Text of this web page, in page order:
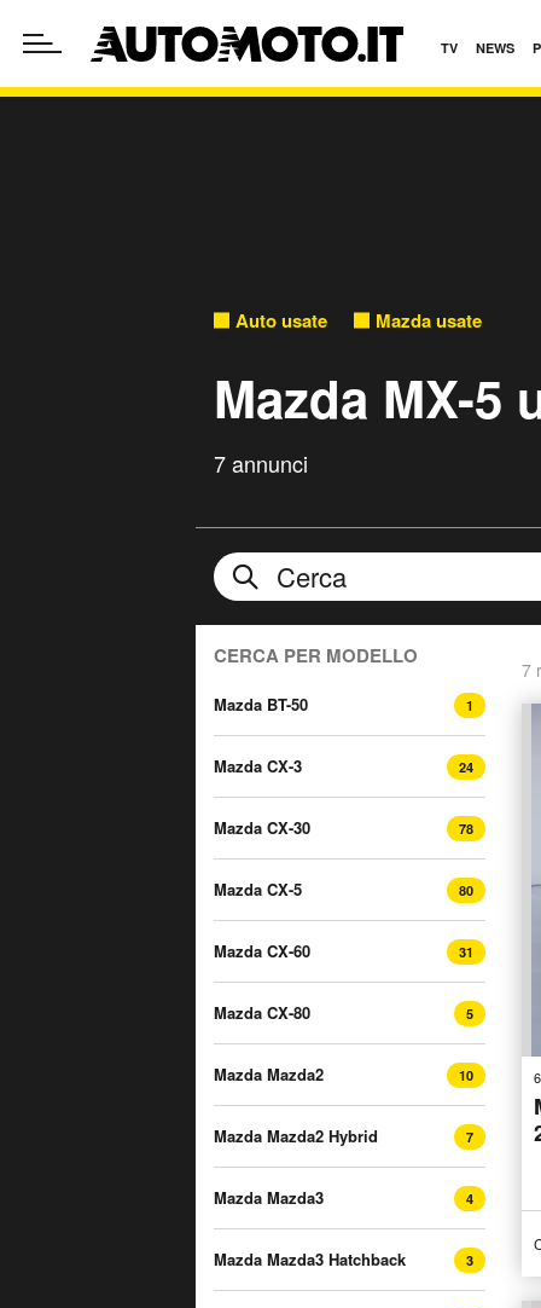
TV NEWS
Auto usate Mazda usate
Mazda MX-5
7 annunci
CERCA PER MODELLO
Mazda BT-50 1
Mazda CX-3 24
Mazda CX-30 78
Mazda CX-5 80
Mazda CX-60 31
Mazda CX-80 5
Mazda Mazda2 10
Mazda Mazda2 Hybrid 7
Mazda Mazda3 4
Mazda Mazda3 Hatchback 3
7